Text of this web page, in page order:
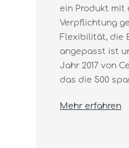
ein Produkt mit
Verpflichtung
Flexibilität, die
angepasst ist
Jahr 2017 von
das die 500
Mehr erfahren